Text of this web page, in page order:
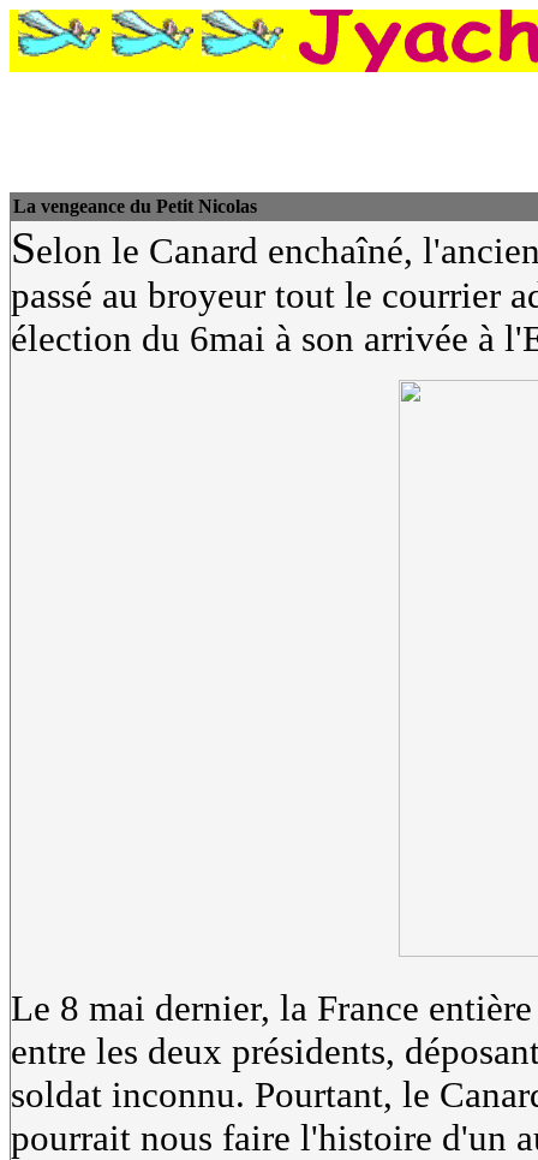
La vengeance du Petit Nicolas
Selon le Canard enchaîné,
passé au broyeur tout le courrier
élection du 6mai à son arrivée à
Le 8 mai dernier, la France
entre les deux présidents,
soldat inconnu. Pourtant, le
pourrait nous faire l'histoire d'un